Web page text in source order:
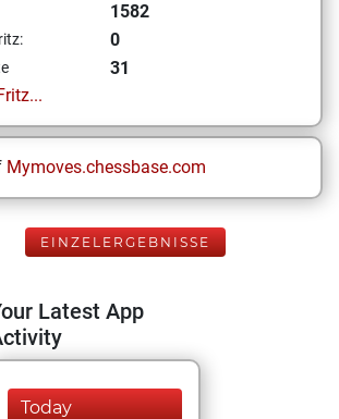
1582
0
31
Mymoves.chessbase.com
EINZELERGEBNISSE
Latest App
Today